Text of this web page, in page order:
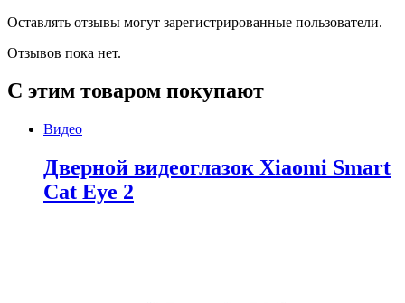
Оставлять отзывы могут зарегистрированные пользователи.
Отзывов пока нет.
С этим товаром покупают
Видео
Дверной видеоглазок Xiaomi Smart
Cat Eye 2